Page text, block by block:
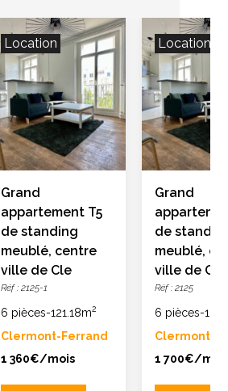
Location
Grand
appartement T5
de standing
meublé, centre
ville de Cle
Réf : 2125-1
6 pièces-121.18m2
Clermont-Ferrand
1 360€/mois
Location
Grand
de
meublé,
ville de Cle
Réf : 2125
6 pièces-
Clermont-
1 700€/